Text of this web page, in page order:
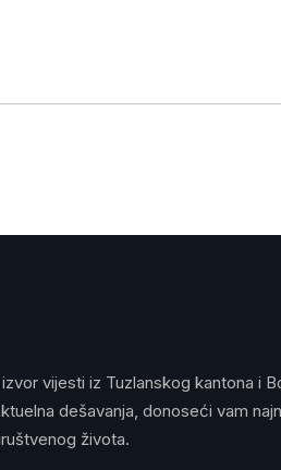
vijesti iz Tuzlanskog kantona i
dešavanja, donoseći vam
života.